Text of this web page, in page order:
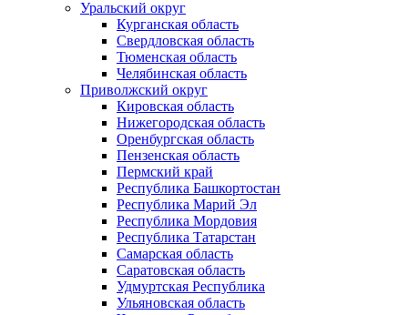
Уральский округ
Курганская область
Свердловская область
Тюменская область
Челябинская область
Приволжский округ
Кировская область
Нижегородская область
Оренбургская область
Пензенская область
Пермский край
Республика Башкортостан
Республика Марий Эл
Республика Мордовия
Республика Татарстан
Самарская область
Саратовская область
Удмуртская Республика
Ульяновская область